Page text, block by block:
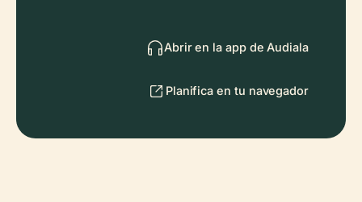
Abrir en la app de Audiala
Planifica en tu navegador